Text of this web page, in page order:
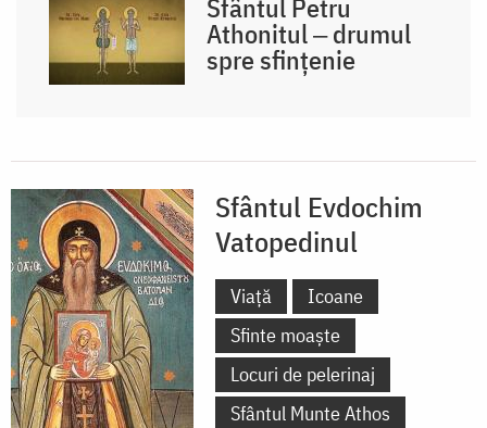
Sfântul Petru
Athonitul ‒ drumul
spre sfințenie
Sfântul Evdochim
Vatopedinul
Viață
Icoane
Sfinte moaște
Locuri de pelerinaj
Sfântul Munte Athos